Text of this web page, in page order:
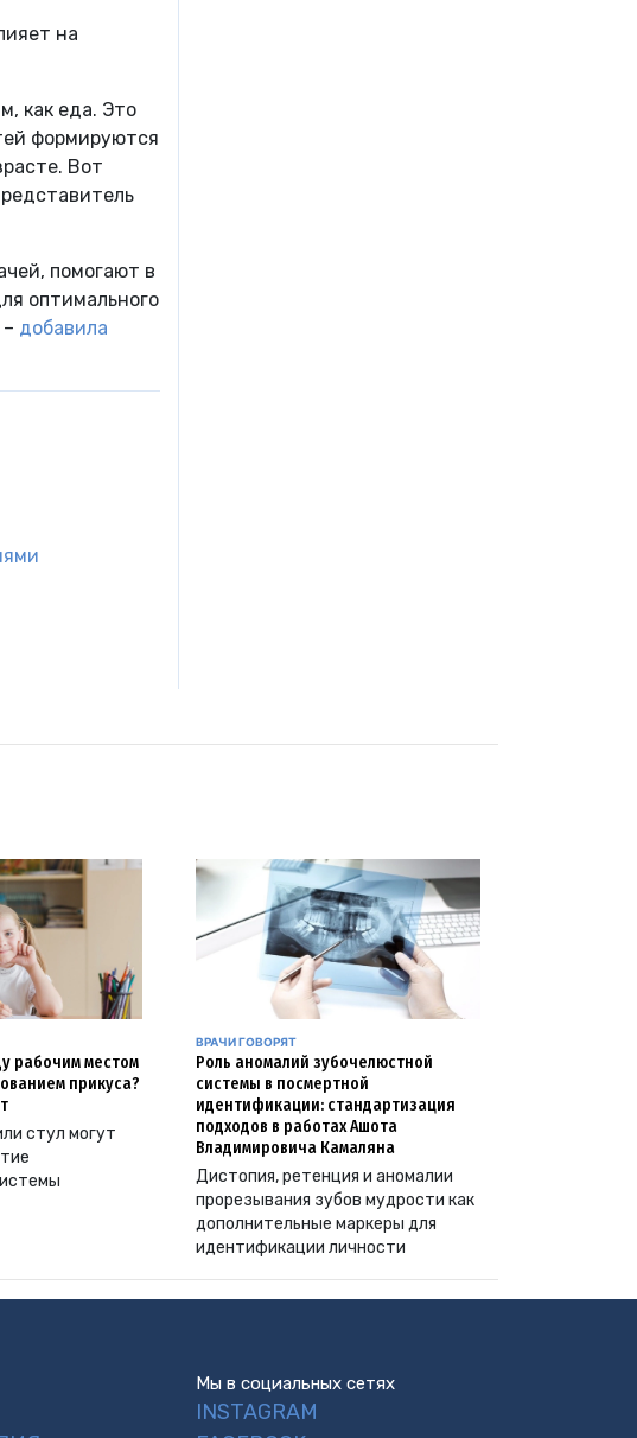
на
как еда. Это
формируются
Вот
помогают в
оптимального
добавила
рабочим местом
прикуса?
стул могут
ВРАЧИ ГОВОРЯТ
Роль аномалий зубочелюстной
системы в посмертной
идентификации: стандартизация
подходов в работах Ашота
Владимировича Камаляна
Дистопия, ретенция и аномалии
прорезывания зубов мудрости как
дополнительные маркеры для
идентификации личности
Мы в социальных сетях
INSTAGRAM